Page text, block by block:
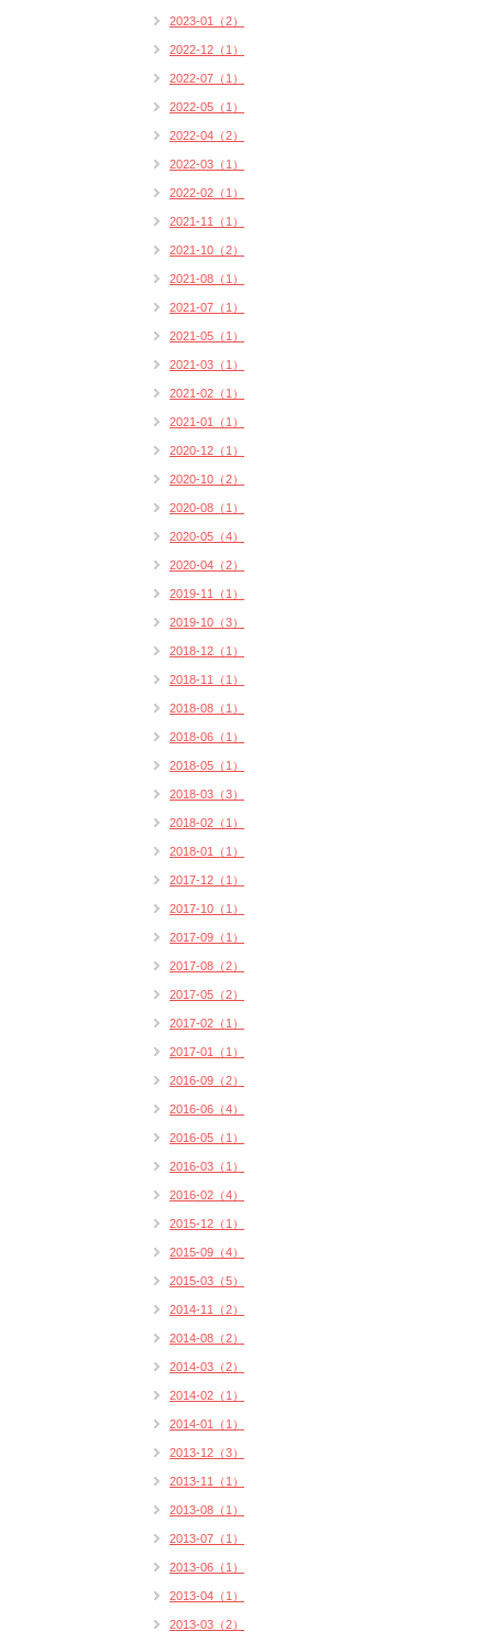
2023-01（2）
2022-12（1）
2022-07（1）
2022-05（1）
2022-04（2）
2022-03（1）
2022-02（1）
2021-11（1）
2021-10（2）
2021-08（1）
2021-07（1）
2021-05（1）
2021-03（1）
2021-02（1）
2021-01（1）
2020-12（1）
2020-10（2）
2020-08（1）
2020-05（4）
2020-04（2）
2019-11（1）
2019-10（3）
2018-12（1）
2018-11（1）
2018-08（1）
2018-06（1）
2018-05（1）
2018-03（3）
2018-02（1）
2018-01（1）
2017-12（1）
2017-10（1）
2017-09（1）
2017-08（2）
2017-05（2）
2017-02（1）
2017-01（1）
2016-09（2）
2016-06（4）
2016-05（1）
2016-03（1）
2016-02（4）
2015-12（1）
2015-09（4）
2015-03（5）
2014-11（2）
2014-08（2）
2014-03（2）
2014-02（1）
2014-01（1）
2013-12（3）
2013-11（1）
2013-08（1）
2013-07（1）
2013-06（1）
2013-04（1）
2013-03（2）